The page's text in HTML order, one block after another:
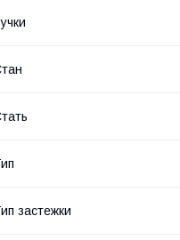
застежки